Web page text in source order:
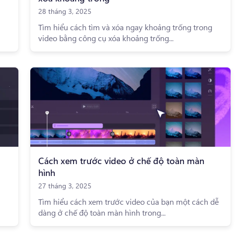
28 tháng 3, 2025
Tìm hiểu cách tìm và xóa ngay khoảng trống trong
video bằng công cụ xóa khoảng trống...
Cách xem trước video ở chế độ toàn màn
hình
27 tháng 3, 2025
Tìm hiểu cách xem trước video của bạn một cách dễ
dàng ở chế độ toàn màn hình trong...